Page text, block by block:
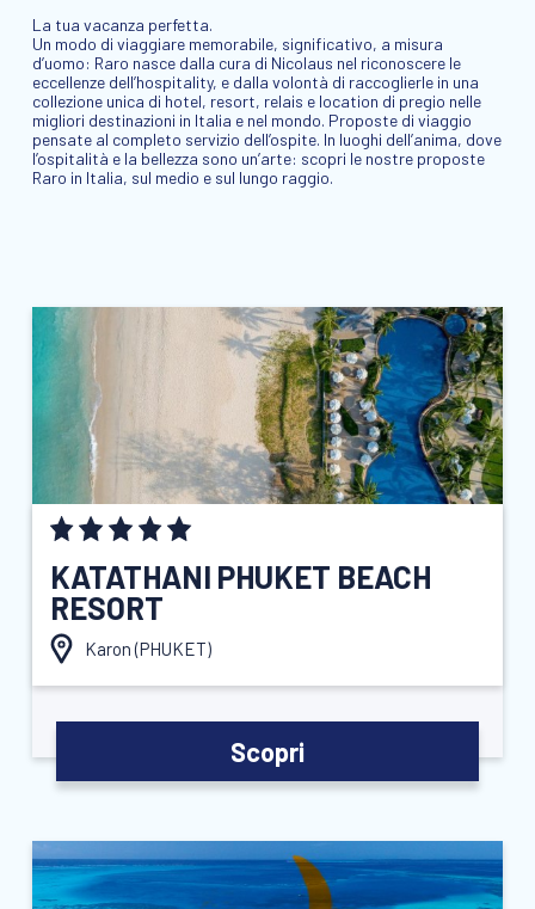
La tua vacanza perfetta.
Un modo di viaggiare memorabile, significativo, a misura
d’uomo: Raro nasce dalla cura di Nicolaus nel riconoscere le
eccellenze dell’hospitality, e dalla volontà di raccoglierle in una
collezione unica di hotel, resort, relais e location di pregio nelle
migliori destinazioni in Italia e nel mondo. Proposte di viaggio
pensate al completo servizio dell’ospite. In luoghi dell’anima, dove
l’ospitalità e la bellezza sono un’arte: scopri le nostre proposte
Raro in Italia, sul medio e sul lungo raggio.
KATATHANI PHUKET BEACH
RESORT
Karon (PHUKET)
Scopri